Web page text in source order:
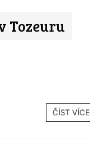
Tozeuru
ČÍST VÍCE